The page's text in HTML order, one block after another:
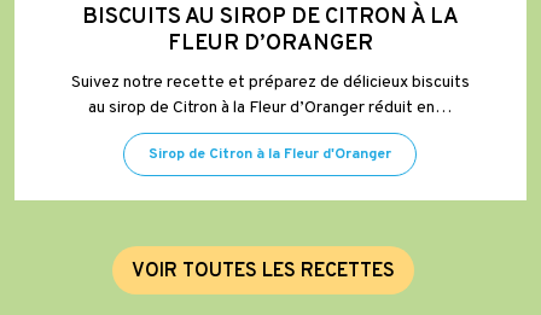
BISCUITS AU SIROP DE CITRON À LA
FLEUR D’ORANGER
Suivez notre recette et préparez de délicieux biscuits
au sirop de Citron à la Fleur d’Oranger réduit en…
Sirop de Citron à la Fleur d'Oranger
VOIR TOUTES LES RECETTES